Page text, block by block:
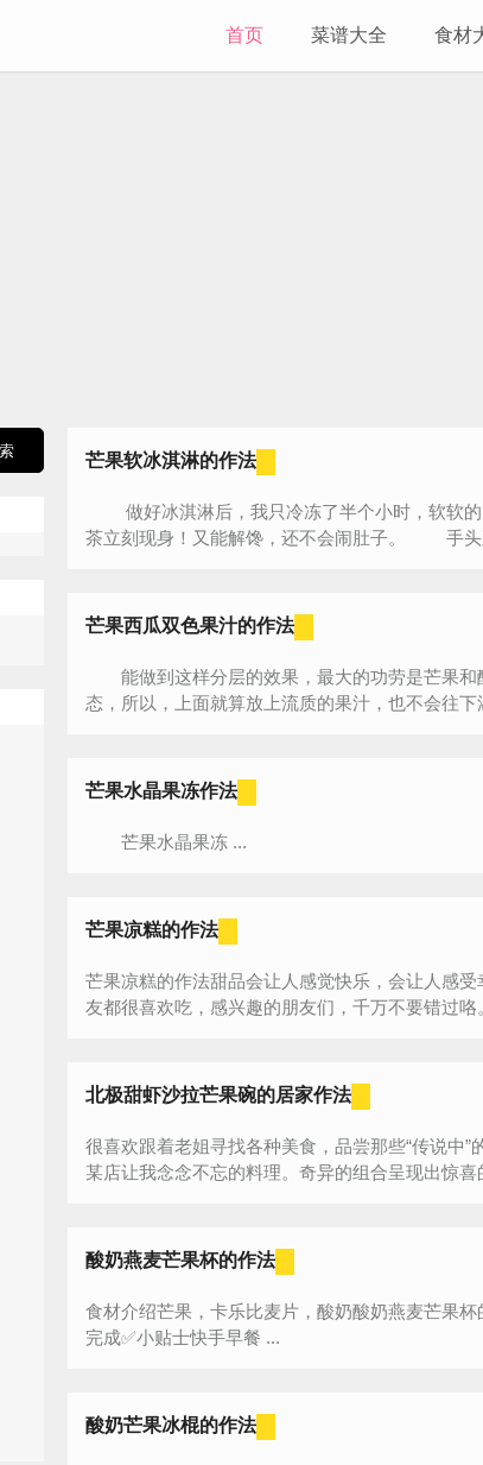
首页 菜谱大全 食材
芒果软冰淇淋的作法
茶立刻
芒果西瓜双色果汁的作法
能做到这样分层的效果，最大的功劳是芒果和
态，所以，上面就算放上流质的果汁，也不会往
芒果水晶果冻作法
芒果水晶果冻 ...
芒果凉糕的作法
芒果凉糕的作法甜品会让人感觉快乐，会让人感
友都很喜欢吃，感兴趣的朋友们，千万不要错过
北极甜虾沙拉芒果碗的居家作法
很喜欢跟着老姐寻找各种美食，品尝那些“传说中
某店让我念念不忘的料理。奇异的组合呈现出惊
酸奶燕麦芒果杯的作法
食材介绍芒果，卡乐比麦片，酸奶酸奶燕麦芒果杯
完成✅小贴士快手早餐 ...
酸奶芒果冰棍的作法